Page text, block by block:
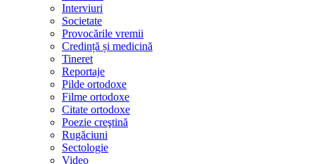
Interviuri
Societate
Provocările vremii
Credință și medicină
Tineret
Reportaje
Pilde ortodoxe
Filme ortodoxe
Citate ortodoxe
Poezie creştină
Rugăciuni
Sectologie
Video